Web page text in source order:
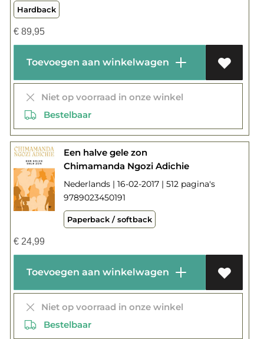
Hardback
€89,95
Toevoegen aan winkelwagen
Niet op voorraad in onze winkel
Bestelbaar
Een halve gele zon
Chimamanda Ngozi Adichie
Nederlands | 16-02-2017 | 512 pagina's
9789023450191
Paperback / softback
€24,99
Toevoegen aan winkelwagen
Niet op voorraad in onze winkel
Bestelbaar